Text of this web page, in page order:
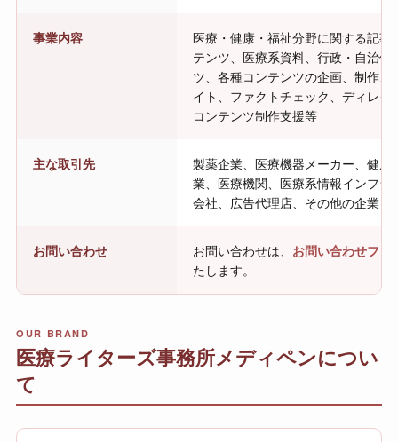
事業内容
医療・健康・福祉分野に関する記事
テンツ、医療系資料、行政・自治体
ツ、各種コンテンツの企画、制作、
イト、ファクトチェック、ディレク
コンテンツ制作支援等
主な取引先
製薬企業、医療機器メーカー、健康
業、医療機関、医療系情報インフラ
会社、広告代理店、その他の企業・
お問い合わせ お問い合わせは、 お問い合わせフォ
たします。
OUR BRAND
医療ライターズ事務所メディペンについ
て